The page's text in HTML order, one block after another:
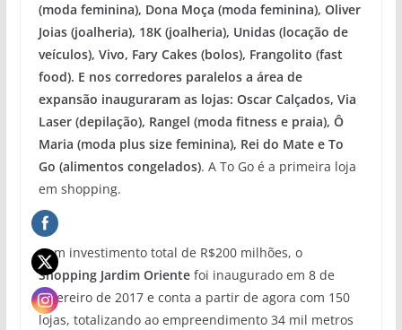
(moda feminina), Dona Moça (moda feminina), Oliver
Joias (joalheria), 18K (joalheria), Unidas (locação de
veículos), Vivo, Fary Cakes (bolos), Frangolito (fast
food). E nos corredores paralelos a área de
expansão inauguraram as lojas: Oscar Calçados, Via
Laser (depilação), Rangel (moda fitness e praia), Ô
Maria (moda plus size feminina), Rei do Mate e To
Go (alimentos congelados). A To Go é a primeira loja
em shopping.
Com investimento total de R$200 milhões, o
Shopping Jardim Orientefoi inaugurado em 8 de
fevereiro de 2017 e conta a partir de agora com 150
lojas, totalizando ao empreendimento 34 mil metros